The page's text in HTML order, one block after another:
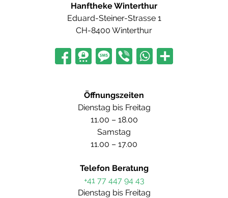
Hanftheke Winterthur
Eduard-Steiner-Strasse 1
CH-8400 Winterthur
Öffnungszeiten
Dienstag bis Freitag
11.00 – 18.00
Samstag
11.00 – 17.00
Telefon Beratung
+41 77 447 94 43
Dienstag bis Freitag